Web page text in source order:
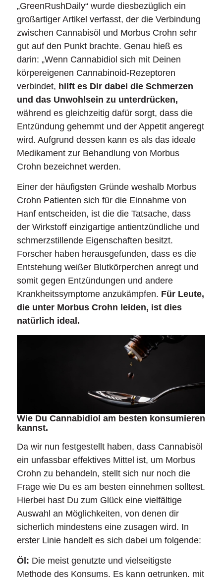
„GreenRushDaily“ wurde diesbezüglich ein
großartiger Artikel verfasst, der die Verbindung
zwischen Cannabisöl und Morbus Crohn sehr
gut auf den Punkt brachte. Genau hieß es
darin: „Wenn Cannabidiol sich mit Deinen
körpereigenen Cannabinoid-Rezeptoren
verbindet, hilft es Dir dabei die Schmerzen
und das Unwohlsein zu unterdrücken,
während es gleichzeitig dafür sorgt, dass die
Entzündung gehemmt und der Appetit angeregt
wird. Aufgrund dessen kann es als das ideale
Medikament zur Behandlung von Morbus
Crohn bezeichnet werden.
Einer der häufigsten Gründe weshalb Morbus
Crohn Patienten sich für die Einnahme von
Hanf entscheiden, ist die die Tatsache, dass
der Wirkstoff einzigartige antientzündliche und
schmerzstillende Eigenschaften besitzt.
Forscher haben herausgefunden, dass es die
Entstehung weißer Blutkörperchen anregt und
somit gegen Entzündungen und andere
Krankheitssymptome anzukämpfen. Für Leute,
die unter Morbus Crohn leiden, ist dies
natürlich ideal.
Wie Du Cannabidiol am besten konsumieren
kannst.
Da wir nun festgestellt haben, dass Cannabisöl
ein unfassbar effektives Mittel ist, um Morbus
Crohn zu behandeln, stellt sich nur noch die
Frage wie Du es am besten einnehmen solltest.
Hierbei hast Du zum Glück eine vielfältige
Auswahl an Möglichkeiten, von denen dir
sicherlich mindestens eine zusagen wird. In
erster Linie handelt es sich dabei um folgende:
Öl: Die meist genutzte und vielseitigste
Methode des Konsums. Es kann getrunken, mit